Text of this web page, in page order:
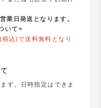
業日発送となります。
いて>
込)で送料無料となり
す。日時指定はできま